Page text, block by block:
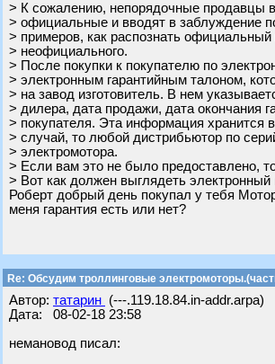
> К сожалению, непорядочные продавцы
> официальные и вводят в заблуждение
> примеров, как распознать официальный
> неофициального.
> После покупки к покупателю по
> электронным гарантийным талоном,
> на завод изготовитель. В нем
> дилера, дата продажи, дата окончания
> покупателя. Эта информация хранится
> случай, то любой дистрибьютор по
> электромотора.
> Если вам это не было предоставлено,
> Вот как должен выглядеть электронный
Роберт добрый день покупал у тебя
меня гарантия есть или нет?
Re: Обсудим троллинговые
Автор: татарин (---.119.18.84.in-addr.arpa)
Дата: 08-02-18 23:58
немановод писал: